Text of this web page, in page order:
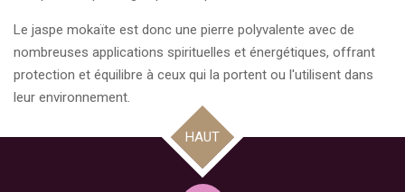
Le jaspe mokaïte est donc une pierre polyvalente avec de
nombreuses applications spirituelles et énergétiques, offrant
protection et équilibre à ceux qui la portent ou l'utilisent dans
leur environnement.
HAUT